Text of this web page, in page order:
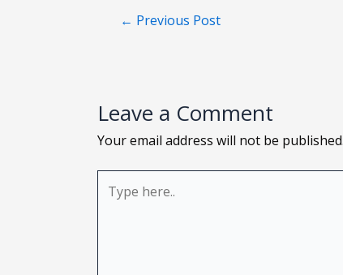
← Previous Post
Leave a Comment
Your email address will not be published.
here..